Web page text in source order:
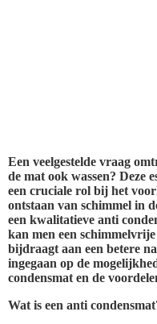
Een veelgestelde vraag
de mat ook wassen? Deze
een cruciale rol bij het
ontstaan van schimmel in
een kwalitatieve anti
kan men een
bijdraagt aan een betere
ingegaan op de
condensmat en de
Wat is een anti